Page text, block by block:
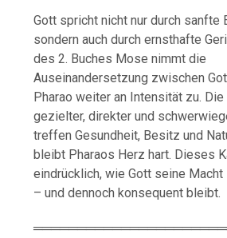
Gott spricht nicht nur durch sanfte
sondern auch durch ernsthafte
des 2. Buches Mose nimmt die
Auseinandersetzung zwischen
Pharao weiter an Intensität zu.
gezielter, direkter und
treffen Gesundheit, Besitz und
bleibt Pharaos Herz hart. Dieses
eindrücklich, wie Gott seine
– und dennoch konsequent bleibt.